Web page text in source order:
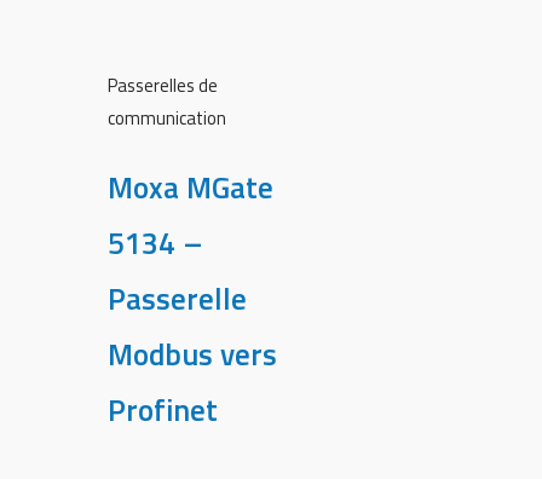
Passerelles de
communication
Moxa MGate
5134 –
Passerelle
Modbus vers
Profinet